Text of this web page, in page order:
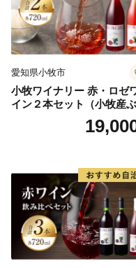
【ワンストップ特例申
申請書を受領書と一緒
必要情報を記載の上返
ます。
東浦町ふるさと納税
≪お問い合わせ先≫
東浦町ふるさと納税サ
愛知県高浜市沢渡町一
TEL：050-3114-2836
愛知県小牧市
小牧ワイナリー 赤・ロゼ
イン２本セット（小牧産